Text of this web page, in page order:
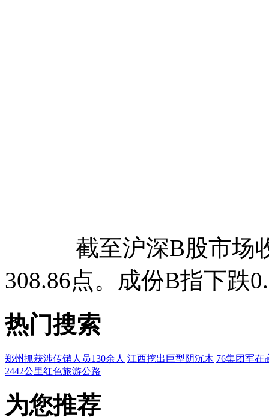
截至沪深B股市场收
308.86点。成份B指下跌
热门搜索
郑州抓获涉传销人员130余人 江西挖出巨型阴沉木 76集团军在
2442公里红色旅游公路
为您推荐